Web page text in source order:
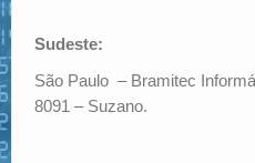
Sudeste:
São Paulo – Bramitec
8091 – Suzano.